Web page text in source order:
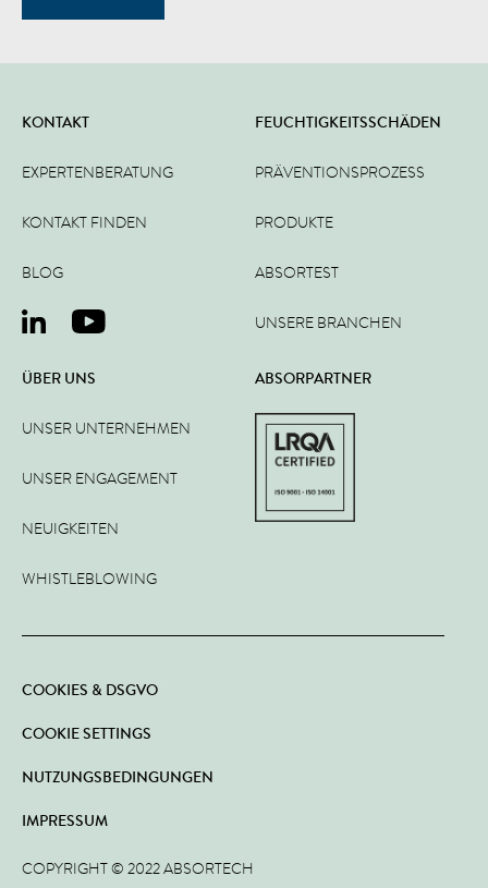
KONTAKT
EXPERTENBERATUNG
KONTAKT FINDEN
BLOG
FEUCHTIGKEITSSCHÄDEN
PRÄVENTIONSPROZESS
PRODUKTE
ABSORTEST
UNSERE BRANCHEN
ÜBER UNS
UNSER UNTERNEHMEN
UNSER ENGAGEMENT
NEUIGKEITEN
WHISTLEBLOWING
ABSORPARTNER
COOKIES & DSGVO
COOKIE SETTINGS
NUTZUNGSBEDINGUNGEN
IMPRESSUM
COPYRIGHT © 2022 ABSORTECH